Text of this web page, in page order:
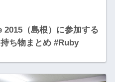
（島根）に参加する
ち物まとめ #Ruby